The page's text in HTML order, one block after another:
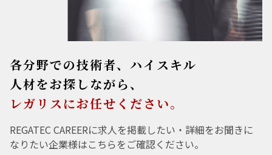
各分野での技術者、ハイスキル
人材をお探しながら、
レガリスにお任せください。
REGATEC CAREERに求人を掲載したい・詳細をお聞きに
なりたい企業様はこちらをご確認ください。